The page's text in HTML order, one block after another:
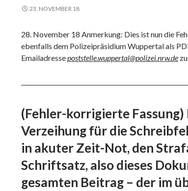
23. NOVEMBER 18
28. November 18 Anmerkung: Dies ist nun die
ebenfalls dem Polizeipräsidium Wuppertal als
Emailadressepoststelle.wuppertal@polizei.nrw.de
(Fehler-korrigierte
Verzeihung für die
in akuter Zeit-Not, den
Schriftsatz, also dieses
gesamten Beitrag – der im